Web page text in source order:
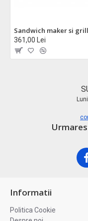
361,00 Lei
Informatii
Politica Cookie